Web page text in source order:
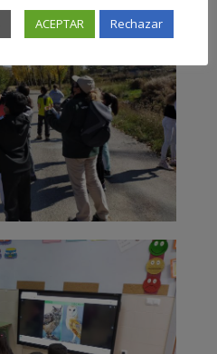
ACEPTAR Rechazar